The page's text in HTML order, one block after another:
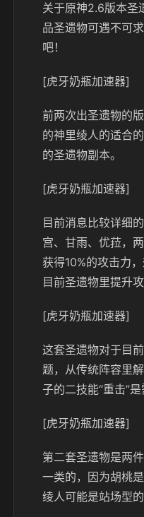
关于原神2.6版本圣
品圣遗物可遇不可
吧！
[虎牙奶瓶加速器]
前两次出圣遗物的
的神里绫人的适合
的圣遗物副本。
[虎牙奶瓶加速器]
目前消息比较详细
宫、甘雨、 优菈，
获得10%的攻击力
目前圣遗物里提升
[虎牙奶瓶加速器]
这套圣遗物对于目
题，从传统阵容里
子的二技能“重击”是
[虎牙奶瓶加速器]
第二套圣遗物是两
一类的，因为胡桃
绫人可能是站场型